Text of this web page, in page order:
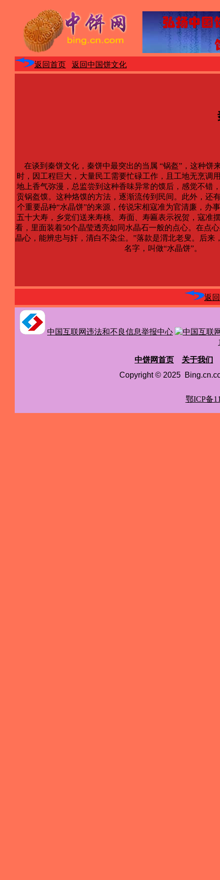
返回首页 返回中国饼文化
在谈到秦饼文化，秦饼中最突出的当属 “锅盔”，这种饼
时，因工程巨大，大量民工需要忙碌工作，且工地无烹调
地上香气弥漫，总监尝到这种香味异常的馍后，感觉不错
贡锅盔馍。这种烙馍的方法，逐渐流传到民间。此外，
个重要品种“水晶饼”的来源，传说宋相寇准为官清廉，办
五十大寿，乡党们送来寿桃、寿面、寿匾表示祝贺，寇准
看，里面装着50个晶莹透亮如同水晶石一般的点心。在点
晶心，能辨忠与奸，清白不染尘。”落款是渭北老叟。后
名字，叫
返
中国互联网违法和不良信息举报中心
中饼网首页
关于我们
Copyright © 2025
鄂ICP备